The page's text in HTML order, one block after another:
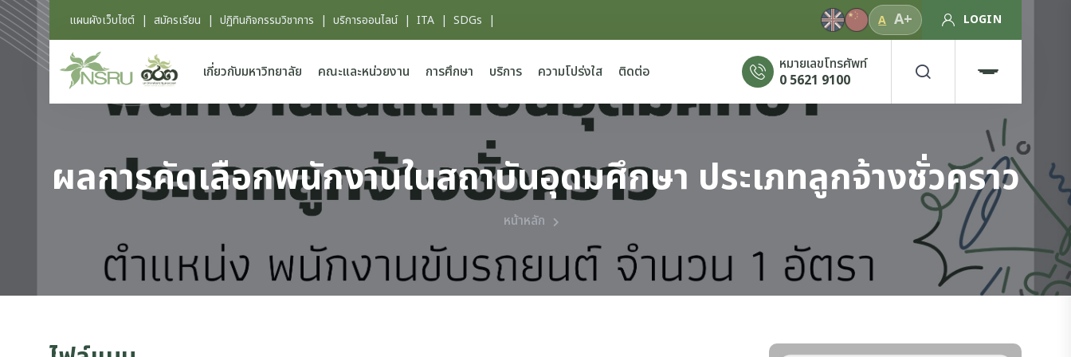
แผนผังเว็บไซต์ | สมัครเรียน | ปฏิทินกิจกรรมวิชาการ | บริการออนไลน์| ITA | SDGs | A A+ LOGIN
เกี่ยวกับมหาวิทยาลัย คณะและหน่วยงาน การศึกษา บริการ ความโปร่งใส ติดต่อ
หมายเลขโทรศัพท์
0 5621 9100
ผลการคัดเลือกพนักงานในสถาบันอุดมศึกษา ประเภทลูกจ้างชั่วคราว
หน้าหลัก